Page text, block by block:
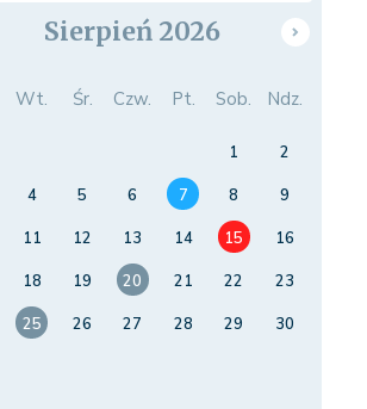
Sierpień 2026
Wt. Śr. Czw. Pt. Sob. Ndz.
1
2
4 5 6 7 8
9
11 12 13 14 15
16
18 19 20 21 22
23
25 26 27 28 29
30